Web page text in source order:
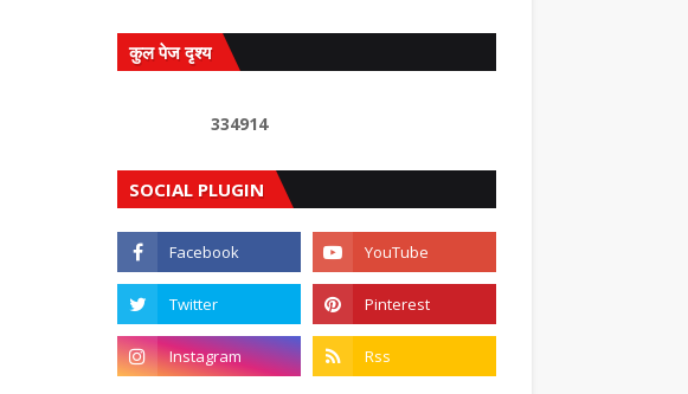
कुल पेज दृश्य
334914
SOCIAL PLUGIN